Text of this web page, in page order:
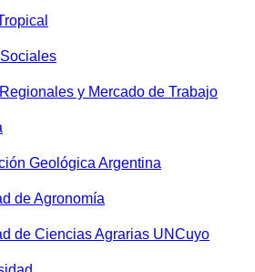
y Mercado de Trabajo
Geológica Argentina
de Agronomía
de Ciencias Agrarias UNCuyo